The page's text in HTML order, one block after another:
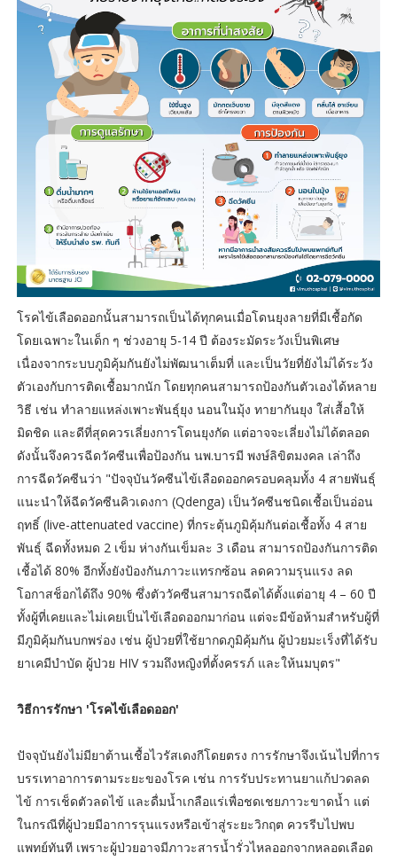
โรคไข้เลือดออกนั้นสามารถเป็นได้ทุกคนเมื่อโดนยุงลายที่มีเชื้อกัด
โดยเฉพาะในเด็ก ๆ ช่วงอายุ 5-14 ปี ต้องระมัดระวังเป็นพิเศษ
เนื่องจากระบบภูมิคุ้มกันยังไม่พัฒนาเต็มที่ และเป็นวัยที่ยังไม่ได้ระวัง
ตัวเองกับการติดเชื้อมากนัก โดยทุกคนสามารถป้องกันตัวเองได้หลาย
วิธี เช่น ทำลายแหล่งเพาะพันธุ์ยุง นอนในมุ้ง ทายากันยุง ใส่เสื้อให้
มิดชิด และดีที่สุดควรเลี่ยงการโดนยุงกัด แต่อาจจะเลี่ยงไม่ได้ตลอด
ดังนั้นจึงควรฉีดวัคซีนเพื่อป้องกัน นพ.บารมี พงษ์ลิขิตมงคล เล่าถึง
การฉีดวัคซีนว่า "ปัจจุบันวัคซีนไข้เลือดออกครอบคลุมทั้ง 4 สายพันธุ์
แนะนำให้ฉีดวัคซีนคิวเดงกา (Qdenga) เป็นวัคซีนชนิดเชื้อเป็นอ่อน
ฤทธิ์ (live-attenuated vaccine) ที่กระตุ้นภูมิคุ้มกันต่อเชื้อทั้ง 4 สาย
พันธุ์ ฉีดทั้งหมด 2 เข็ม ห่างกันเข็มละ 3 เดือน สามารถป้องกันการติด
เชื้อได้ 80% อีกทั้งยังป้องกันภาวะแทรกซ้อน ลดความรุนแรง ลด
โอกาสช็อกได้ถึง 90% ซึ่งตัววัคซีนสามารถฉีดได้ตั้งแต่อายุ 4 – 60 ปี
ทั้งผู้ที่เคยและไม่เคยเป็นไข้เลือดออกมาก่อน แต่จะมีข้อห้ามสำหรับผู้ที่
มีภูมิคุ้มกันบกพร่อง เช่น ผู้ป่วยที่ใช้ยากดภูมิคุ้มกัน ผู้ป่วยมะเร็งที่ได้รับ
ยาเคมีบำบัด ผู้ป่วย HIV รวมถึงหญิงที่ตั้งครรภ์ และให้นมบุตร"
วิธีการรักษา 'โรคไข้เลือดออก'
ปัจจุบันยังไม่มียาต้านเชื้อไวรัสเดงกีโดยตรง การรักษาจึงเน้นไปที่การ
บรรเทาอาการตามระยะของโรค เช่น การรับประทานยาแก้ปวดลด
ไข้ การเช็ดตัวลดไข้ และดื่มน้ำเกลือแร่เพื่อชดเชยภาวะขาดน้ำ แต่
ในกรณีที่ผู้ป่วยมีอาการรุนแรงหรือเข้าสู่ระยะวิกฤต ควรรีบไปพบ
แพทย์ทันที เพราะผู้ป่วยอาจมีภาวะสารน้ำรั่วไหลออกจากหลอดเลือด